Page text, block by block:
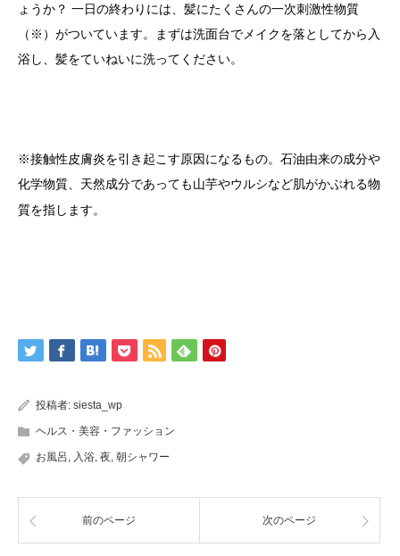
ょうか？ 一日の終わりには、髪にたくさんの一次刺激性物質
（※）がついています。まずは洗面台でメイクを落としてから入
浴し、髪をていねいに洗ってください。
※接触性皮膚炎を引き起こす原因になるもの。石油由来の成分や
化学物質、天然成分であっても山芋やウルシなど肌がかぶれる物
質を指します。
投稿者: siesta_wp
ヘルス・美容・ファッション
お風呂 入浴 夜 朝シャワー
前のページ 次のページ